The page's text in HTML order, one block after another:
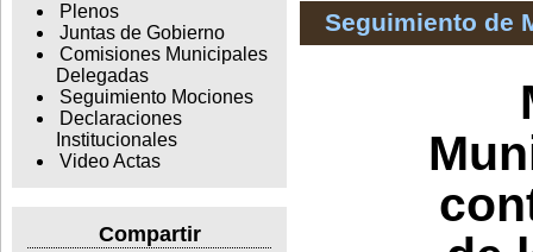
Plenos
Juntas de Gobierno
Comisiones Municipales
Delegadas
Seguimiento Mociones
Declaraciones
Institucionales
Video Actas
Compartir
Seguimiento de